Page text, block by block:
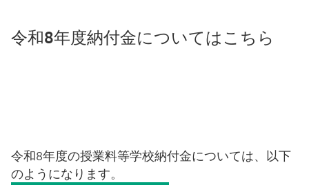
令和8年度納付金についてはこちら
令和8年度の授業料等学校納付金については、以下
のようになります。